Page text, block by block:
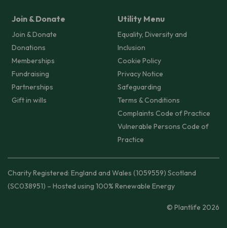
Join & Donate
Join & Donate
Donations
Memberships
Fundraising
Partnerships
Gift in wills
Utility Menu
Equality, Diversity and
Inclusion
Cookie Policy
Privacy Notice
Safeguarding
Terms & Conditions
Complaints Code of Practice
Vulnerable Persons Code of
Practice
Charity Registered: England and Wales (1059559) Scotland
(SC038951) – Hosted using 100% Renewable Energy
© Plantlife 2026